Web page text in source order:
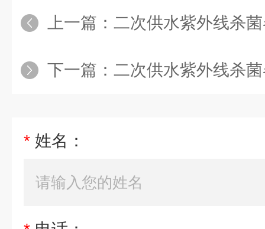
上一篇： 二次供水紫外线杀
下一篇： 二次供水紫外线杀
* 姓名：